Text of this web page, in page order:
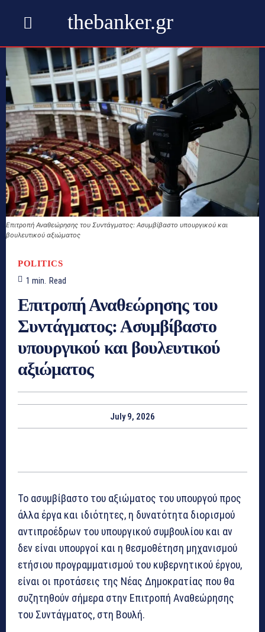
thebanker.gr
Επιτροπή Αναθεώρησης του Συντάγματος: Ασυμβίβαστο υπουργικού και
βουλευτικού αξιώματος
POLITICS
1 min. Read
Επιτροπή Αναθεώρησης του
Συντάγματος: Ασυμβίβαστο
υπουργικού και βουλευτικού
αξιώματος
July 9, 2026
Το ασυμβίβαστο του αξιώματος του υπουργού προς
άλλα έργα και ιδιότητες, η δυνατότητα διορισμού
αντιπροέδρων του υπουργικού συμβουλίου και αν
δεν είναι υπουργοί και η θεσμοθέτηση μηχανισμού
ετήσιου προγραμματισμού του κυβερνητικού έργου,
είναι οι προτάσεις της Νέας Δημοκρατίας που θα
συζητηθούν σήμερα στην Επιτροπή Αναθεώρησης
του Συντάγματος, στη Βουλή.